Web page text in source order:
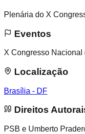
Plenária do X
Eventos
X Congresso Nacional
Localização
Brasília - DF
Direitos
PSB e Umberto